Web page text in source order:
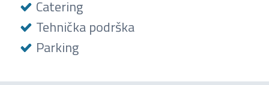
Catering
Tehnička podrška
Parking